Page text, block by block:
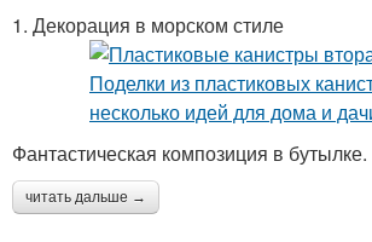
1. Декорация в морском стиле
Фантастическая композиция в бутылке.
читать дальше →